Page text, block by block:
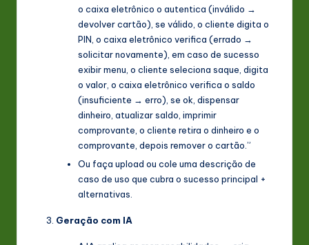
o caixa eletrônico o autentica (inválido →
devolver cartão), se válido, o cliente digita o
PIN, o caixa eletrônico verifica (errado →
solicitar novamente), em caso de sucesso
exibir menu, o cliente seleciona saque, digita
o valor, o caixa eletrônico verifica o saldo
(insuficiente → erro), se ok, dispensar
dinheiro, atualizar saldo, imprimir
comprovante, o cliente retira o dinheiro e o
comprovante, depois remover o cartão.”
Ou faça upload ou cole uma descrição de
caso de uso que cubra o sucesso principal +
alternativas.
Geração com IA